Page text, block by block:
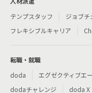
テンプスタッフ
ジョブチ
フレキシブルキャリア
転職・就職
doda
エグゼクティブエ
dodaチャレンジ
doda X